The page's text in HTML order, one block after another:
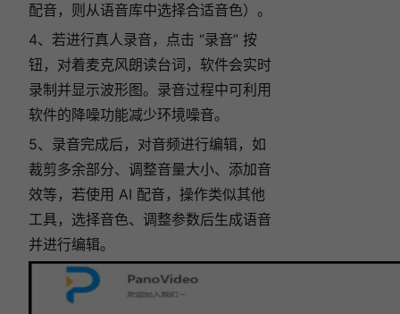
配音，则从语音库中选择合适音色）。
4、若进行真人录音，点击 “录音” 按
钮，对着麦克风朗读台词，软件会实时
录制并显示波形图。录音过程中可利用
软件的降噪功能减少环境噪音。
5、录音完成后，对音频进行编辑，如
裁剪多余部分、调整音量大小、添加音
效等，若使用 AI 配音，操作类似其他
工具，选择音色、调整参数后生成语音
并进行编辑。